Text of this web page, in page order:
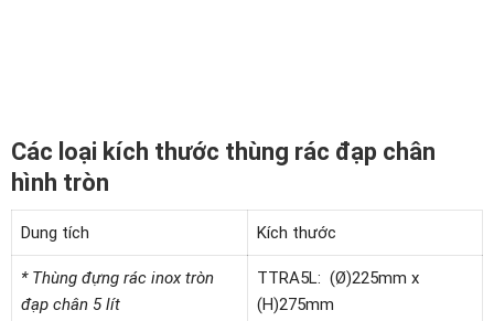
Các loại kích thước thùng rác đạp chân
hình tròn
Dung tích Kích thước
* Thùng đựng rác inox tròn
đạp chân 5 lít
TTRA5L: (Ø)225mm x
(H)275mm